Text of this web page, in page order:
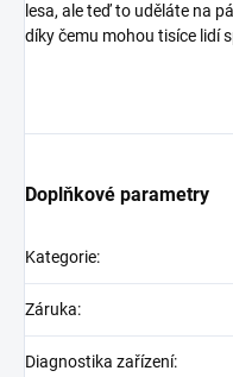
lesa, ale teď to uděláte na
díky čemu mohou tisíce lidí
Doplňkové parametry
Kategorie:
Záruka:
Diagnostika zařízení: